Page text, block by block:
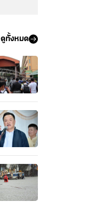
ดูทั้งหมด